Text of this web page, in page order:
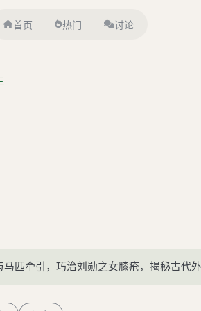
首页 热门 讨论
匹牵引，巧治刘勋之女膝疮，揭秘古代外